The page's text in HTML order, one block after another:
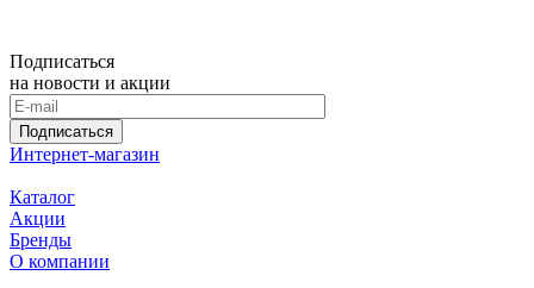
Подписаться
на новости и акции
Подписаться
Интернет-магазин
Каталог
Акции
Бренды
О компании